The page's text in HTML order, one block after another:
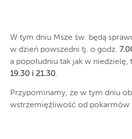
W tym dniu Msze św. będą
w dzień powszedni tj. o godz.
a popołudniu tak jak w niedzielę,
19.30 i 21.30.
Przypominamy, że w tym dniu
wstrzemięźliwość od pokarmów